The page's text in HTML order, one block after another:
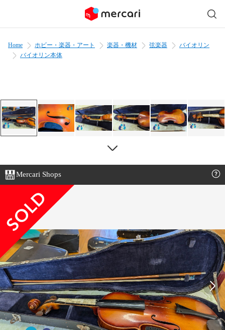
Home ホビー・楽器・アート 楽器・機材 弦楽器
バイオリン
バイオリン本体
Mercari Shops